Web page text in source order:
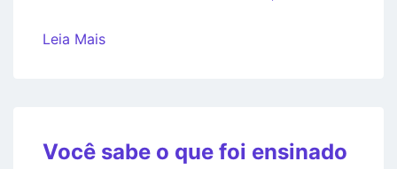
Leia Mais
Você sabe o que foi ensinado